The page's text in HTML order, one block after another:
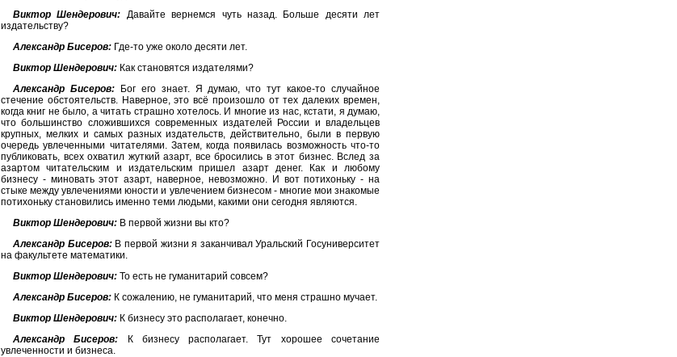
Виктор Шендерович: Давайте вернемся чуть назад. Больше десяти лет
издательству?
Александр Бисеров: Где-то уже около десяти лет.
Виктор Шендерович: Как становятся издателями?
Александр Бисеров:Бог его знает. Я думаю, что тут какое-то случайное
стечение обстоятельств. Наверное, это всё произошло от тех далеких времен,
когда книг не было, а читать страшно хотелось. И многие из нас, кстати, я думаю,
что большинство сложившихся современных издателей России и владельцев
крупных, мелких и самых разных издательств, действительно, были в первую
очередь увлеченными читателями. Затем, когда появилась возможность что-то
публиковать, всех охватил жуткий азарт, все бросились в этот бизнес. Вслед за
азартом читательским и издательским пришел азарт денег. Как и любому
бизнесу - миновать этот азарт, наверное, невозможно. И вот потихоньку - на
стыке между увлечениями юности и увлечением бизнесом - многие мои знакомые
потихоньку становились именно теми людьми, какими они сегодня являются.
Виктор Шендерович: В первой жизни вы кто?
Александр Бисеров:В первой жизни я заканчивал Уральский Госуниверситет
на факультете математики.
Виктор Шендерович: То есть не гуманитарий совсем?
Александр Бисеров: К сожалению, не гуманитарий, что меня страшно мучает.
Виктор Шендерович: К бизнесу это располагает, конечно.
Александр Бисеров: К бизнесу располагает. Тут хорошее сочетание
увлеченности и бизнеса.